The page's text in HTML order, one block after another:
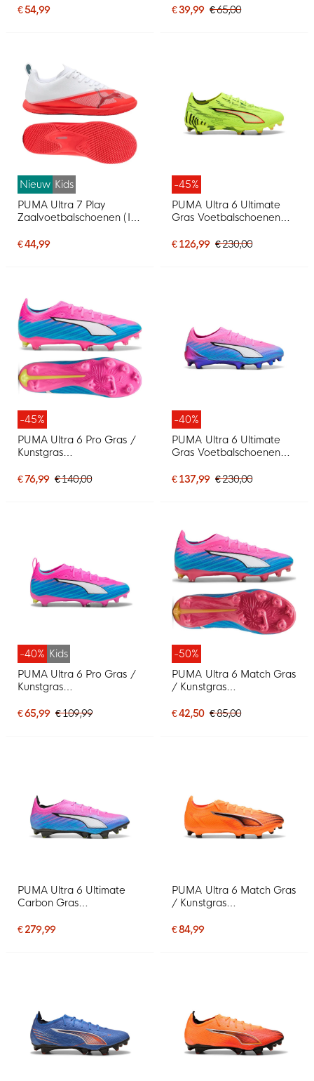
Wit Felrood Zwart
€ 54,99
Kids Felroze Blauw Geel
€ 39,99 € 65,00
Nieuw Kids
PUMA Ultra 7 Play
Zaalvoetbalschoenen (IN)
€ 44,99
-45%
PUMA Ultra 6 Ultimate
Gras Voetbalschoenen
Zwart
€ 126,99 € 230,00
-45%
PUMA Ultra 6 Pro Gras /
Kunstgras
Felroze Blauw Geel
€ 76,99 € 140,00
-40%
PUMA Ultra 6 Ultimate
Gras Voetbalschoenen
€ 137,99 € 230,00
-40% Kids
PUMA Ultra 6 Pro Gras /
Kunstgras
Kids Felroze Blauw Geel
€ 65,99 € 109,99
-50%
PUMA Ultra 6 Match Gras
/ Kunstgras
Felroze Blauw Geel
€ 42,50 € 85,00
PUMA Ultra 6 Ultimate
Carbon Gras
Felroze Blauw Geel
€ 279,99
PUMA Ultra 6 Match Gras
/ Kunstgras
Oranje Zwart Zilver
€ 84,99